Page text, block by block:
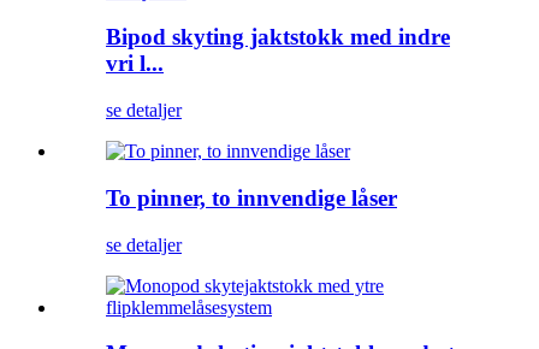
Bipod skyting jaktstokk med indre
vri l...
se detaljer
To pinner, to innvendige låser
se detaljer